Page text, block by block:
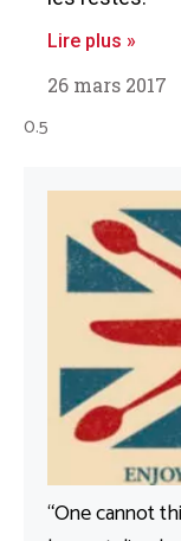
Lire plus »
26 mars 2017
“One cannot